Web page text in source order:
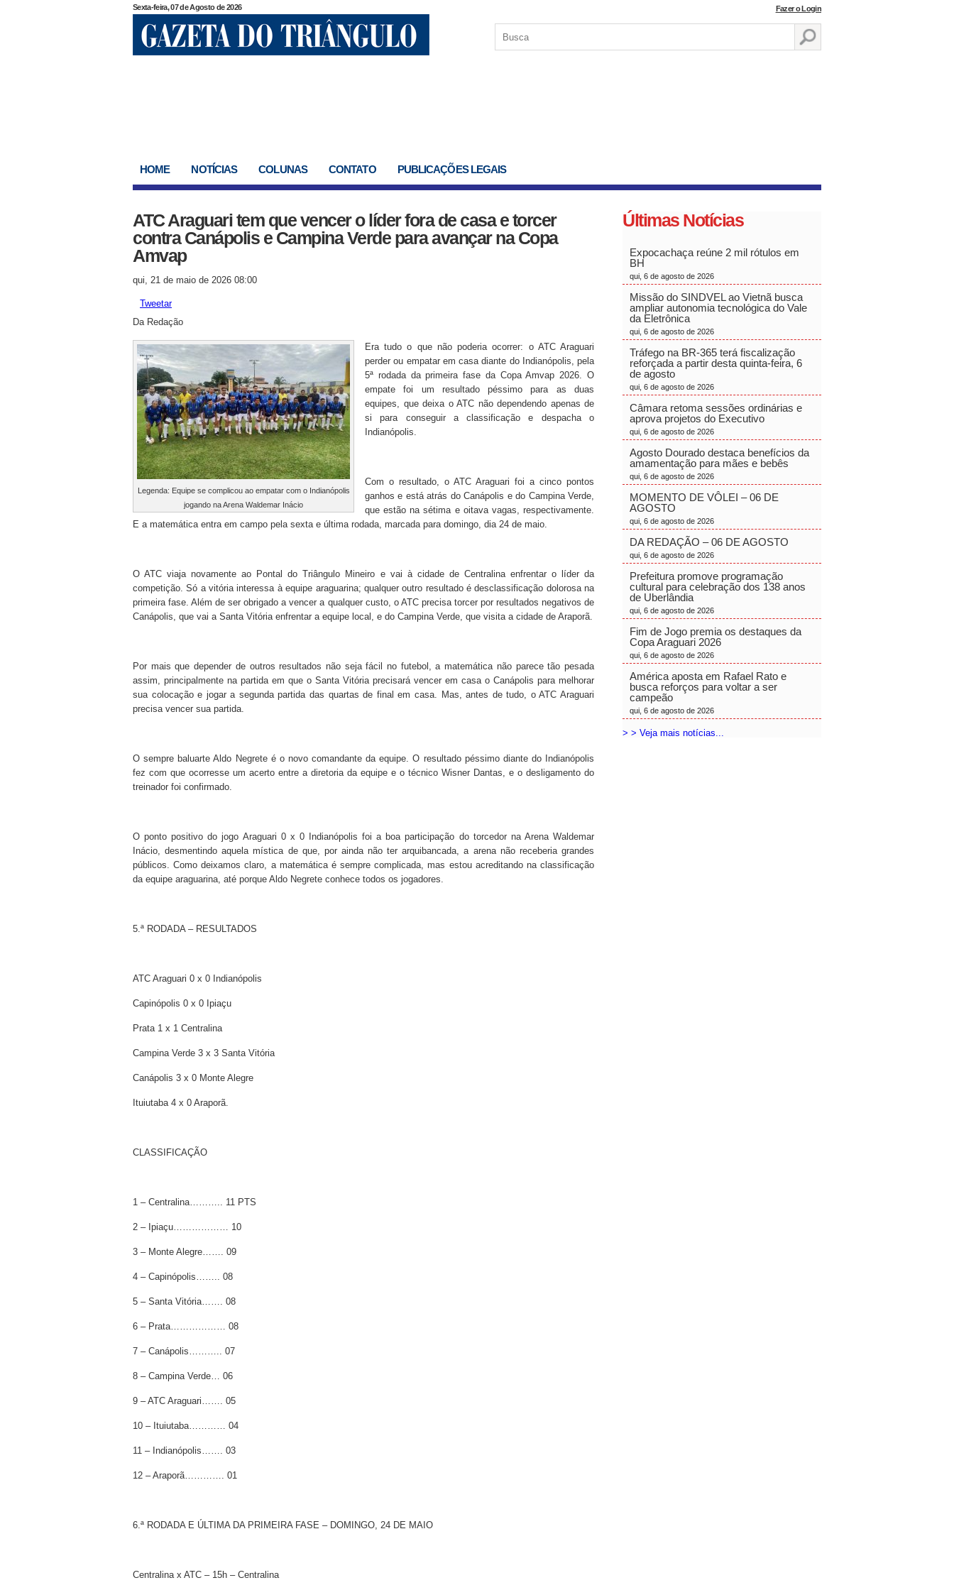
Sexta-feira, 07 de Agosto de 2026 Fazer o Login
HOME NOTÍCIAS COLUNAS CONTATO PUBLICAÇÕES LEGAIS
ATC Araguari tem que vencer o líder fora de casa e torcer
contra Canápolis e Campina Verde para avançar na Copa
Amvap
qui, 21 de maio de 2026 08:00
Tweetar
Da Redação
Legenda: Equipe se complicou ao empatar com o Indianópolis
jogando na Arena Waldemar Inácio
Era tudo o que não poderia ocorrer: o ATC Araguari
perder ou empatar em casa diante do Indianópolis, pela
5ª rodada da primeira fase da Copa Amvap 2026. O
empate foi um resultado péssimo para as duas
equipes, que deixa o ATC não dependendo apenas de
si para conseguir a classificação e despacha o
Indianópolis.
Com o resultado, o ATC Araguari foi a cinco pontos
ganhos e está atrás do Canápolis e do Campina Verde,
que estão na sétima e oitava vagas, respectivamente.
E a matemática entra em campo pela sexta e última rodada, marcada para domingo, dia 24 de maio.
O ATC viaja novamente ao Pontal do Triângulo Mineiro e vai à cidade de Centralina enfrentar o líder da
competição. Só a vitória interessa à equipe araguarina; qualquer outro resultado é desclassificação dolorosa na
primeira fase. Além de ser obrigado a vencer a qualquer custo, o ATC precisa torcer por resultados negativos de
Canápolis, que vai a Santa Vitória enfrentar a equipe local, e do Campina Verde, que visita a cidade de Araporã.
Por mais que depender de outros resultados não seja fácil no futebol, a matemática não parece tão pesada
assim, principalmente na partida em que o Santa Vitória precisará vencer em casa o Canápolis para melhorar
sua colocação e jogar a segunda partida das quartas de final em casa. Mas, antes de tudo, o ATC Araguari
precisa vencer sua partida.
O sempre baluarte Aldo Negrete é o novo comandante da equipe. O resultado péssimo diante do Indianópolis
fez com que ocorresse um acerto entre a diretoria da equipe e o técnico Wisner Dantas, e o desligamento do
treinador foi confirmado.
O ponto positivo do jogo Araguari 0 x 0 Indianópolis foi a boa participação do torcedor na Arena Waldemar
Inácio, desmentindo aquela mística de que, por ainda não ter arquibancada, a arena não receberia grandes
públicos. Como deixamos claro, a matemática é sempre complicada, mas estou acreditando na classificação
da equipe araguarina, até porque Aldo Negrete conhece todos os jogadores.
5.ª RODADA – RESULTADOS
ATC Araguari 0 x 0 Indianópolis
Capinópolis 0 x 0 Ipiaçu
Prata 1 x 1 Centralina
Campina Verde 3 x 3 Santa Vitória
Canápolis 3 x 0 Monte Alegre
Ituiutaba 4 x 0 Araporã.
CLASSIFICAÇÃO
1 – Centralina……….. 11 PTS
2 – Ipiaçu……………… 10
3 – Monte Alegre……. 09
4 – Capinópolis…….. 08
5 – Santa Vitória……. 08
6 – Prata……………… 08
7 – Canápolis……….. 07
8 – Campina Verde… 06
9 – ATC Araguari……. 05
10 – Ituiutaba………… 04
11 – Indianópolis……. 03
12 – Araporã…………. 01
6.ª RODADA E ÚLTIMA DA PRIMEIRA FASE – DOMINGO, 24 DE MAIO
Centralina x ATC – 15h – Centralina
Últimas Notícias
Expocachaça reúne 2 mil rótulos em
BH
qui, 6 de agosto de 2026
Missão do SINDVEL ao Vietnã busca
ampliar autonomia tecnológica do Vale
da Eletrônica
qui, 6 de agosto de 2026
Tráfego na BR-365 terá fiscalização
reforçada a partir desta quinta-feira, 6
de agosto
qui, 6 de agosto de 2026
Câmara retoma sessões ordinárias e
aprova projetos do Executivo
qui, 6 de agosto de 2026
Agosto Dourado destaca benefícios da
amamentação para mães e bebês
qui, 6 de agosto de 2026
MOMENTO DE VÔLEI – 06 DE
AGOSTO
qui, 6 de agosto de 2026
DA REDAÇÃO – 06 DE AGOSTO
qui, 6 de agosto de 2026
Prefeitura promove programação
cultural para celebração dos 138 anos
de Uberlândia
qui, 6 de agosto de 2026
Fim de Jogo premia os destaques da
Copa Araguari 2026
qui, 6 de agosto de 2026
América aposta em Rafael Rato e
busca reforços para voltar a ser
campeão
qui, 6 de agosto de 2026
> > Veja mais notícias...